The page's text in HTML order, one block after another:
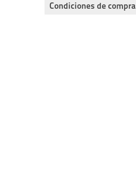
Condiciones de compra